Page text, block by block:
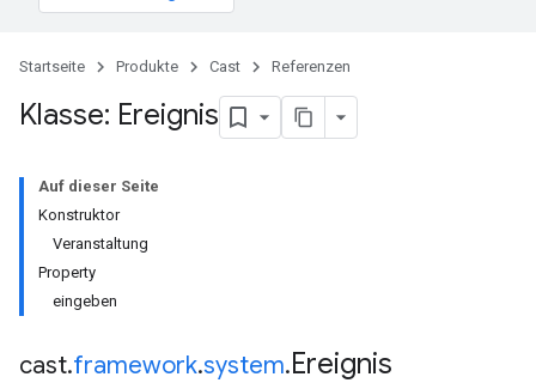
Startseite Produkte Cast Referenzen
Klasse: Ereignis
Auf dieser Seite
Konstruktor
Veranstaltung
Property
eingeben
cast.framework.system.Ereignis